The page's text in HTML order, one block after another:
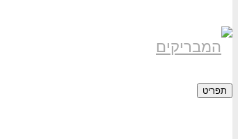
תפריט